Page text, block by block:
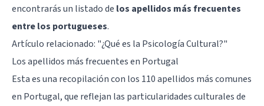
encontrarás un listado de los apellidos más frecuentes
entre los portugueses.
Artículo relacionado: "¿Qué es la Psicología Cultural?"
Los apellidos más frecuentes en Portugal
Esta es una recopilación con los 110 apellidos más comunes
en Portugal, que reflejan las particularidades culturales de